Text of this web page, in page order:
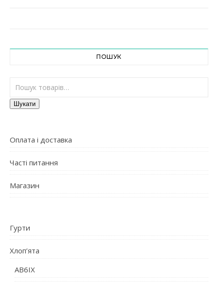
ПОШУК
Шукати:
Шукати
Оплата і доставка
Часті питання
Магазин
Гурти
Хлоп’ята
AB6IX